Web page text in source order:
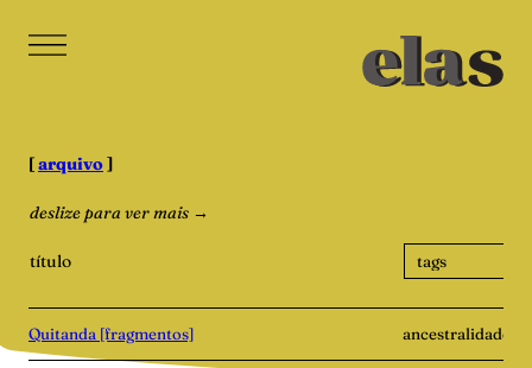
para
[arquivo]
deslize para ver mais →
título
Quitanda [fragmentos] ancestralidade,